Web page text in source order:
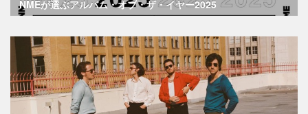
NMEが選ぶアルバム・オブ・ザ・イヤー2025